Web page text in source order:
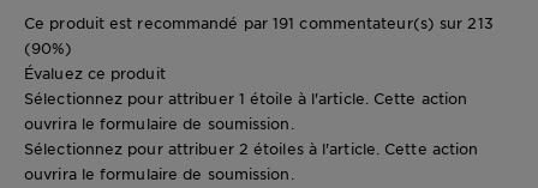
Ce produit est recommandé par 191 commentateur(s) sur 213
(90%)
Évaluez ce produit
Sélectionnez pour attribuer 1 étoile à l'article. Cette action
ouvrira le formulaire de soumission.
Sélectionnez pour attribuer 2 étoiles à l'article. Cette action
ouvrira le formulaire de soumission.